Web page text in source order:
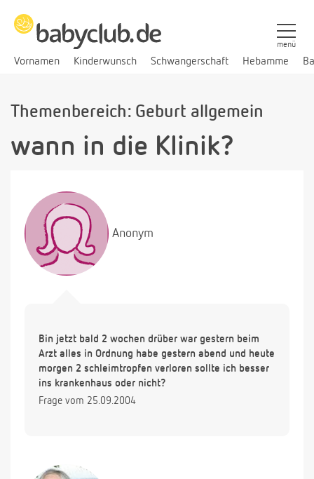
Vornamen Kinderwunsch Schwangerschaft Hebamme
menü
Themenbereich: Geburt allgemein
wann in die Klinik?
Anonym
Bin jetzt bald 2 wochen drüber war gestern beim
Arzt alles in Ordnung habe gestern abend und heute
morgen 2 schleimtropfen verloren sollte ich besser
ins krankenhaus oder nicht?
Frage vom 25.09.2004